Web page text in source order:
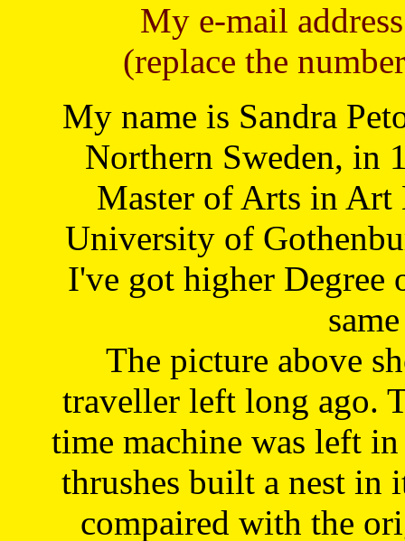
My e-mail
(replace the
My name is Sandra
Northern Sweden, in
Master of Arts in Art
University of
I've got higher Degree
The picture above
traveller left long ago.
time machine was left
thrushes built a nest in
compaired with the